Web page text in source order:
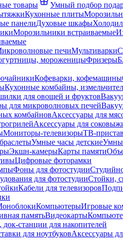
товары Умный подбор
Кухонные плиты
панелиДуховые шкафы
Морозильники встраиваемые
печиМультиварки
мороженицыФризеры
Кофеварки, кофемашины
Кухонные комбайны,
для овощей и фруктов
для микроволновых печей
комбайновАксессуары для
Аксессуары для
Мониторы-телевизорыТВ-
Умные часы детские
Экшн-камерыКарты памяти
Цифровые фоторамки
Фоны для фотостудии
для фотостудииСтойки,
Кабели для телевизоров
КомпьютерыИгровые
памятьВидеокарты
док-станции для накопителей
для ноутбуковАксессуары